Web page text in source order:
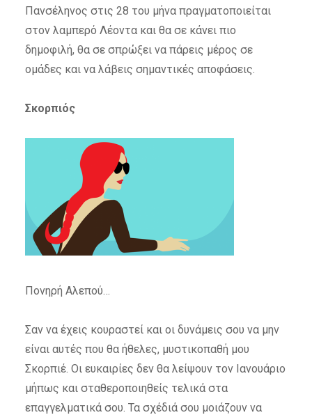
Πανσέληνος στις 28 του μήνα πραγματοποιείται
στον λαμπερό Λέοντα και θα σε κάνει πιο
δημοφιλή, θα σε σπρώξει να πάρεις μέρος σε
ομάδες και να λάβεις σημαντικές αποφάσεις.
Σκορπιός
Πονηρή Αλεπού…
Σαν να έχεις κουραστεί και οι δυνάμεις σου να μην
είναι αυτές που θα ήθελες, μυστικοπαθή μου
Σκορπιέ. Οι ευκαιρίες δεν θα λείψουν τον Ιανουάριο
μήπως και σταθεροποιηθείς τελικά στα
επαγγελματικά σου. Τα σχέδιά σου μοιάζουν να